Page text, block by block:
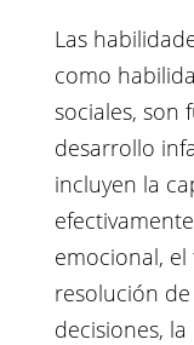
Las
como
sociales, son
desarrollo
incluyen la
emocional,
resolución
decisiones,